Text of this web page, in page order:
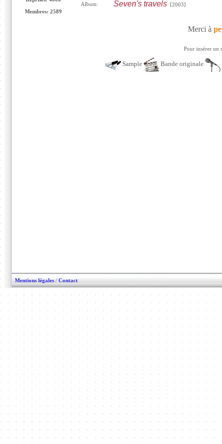
Membres: 2589
Album: Seven's travels[2003]
Merci à
Pour insérer un
Sample Bande originale
Mentions légales / Contact